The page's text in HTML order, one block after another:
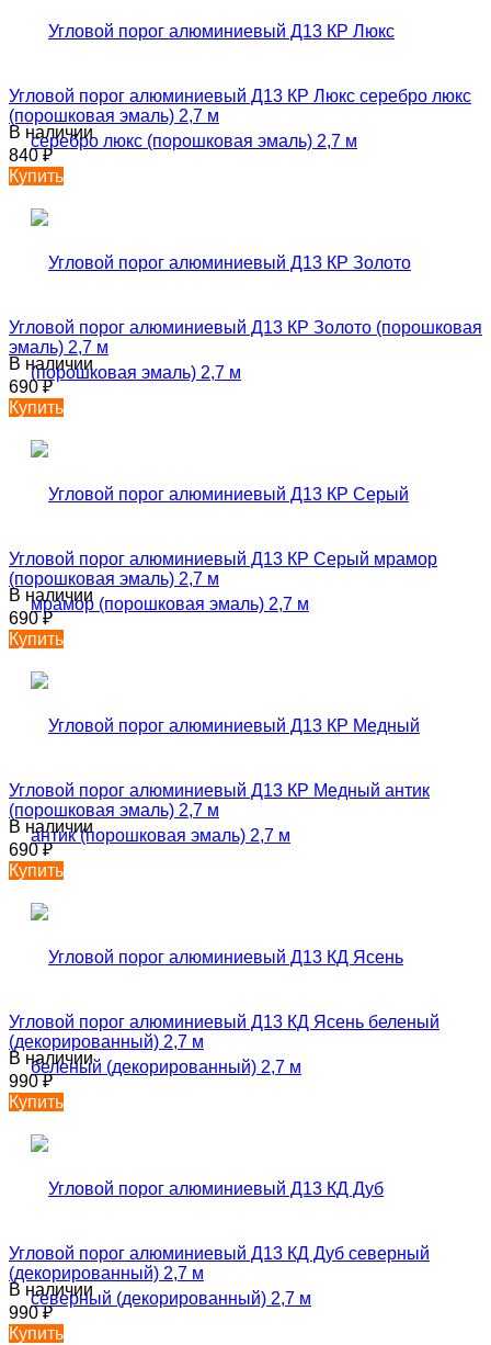
Угловой порог алюминиевый Д13 КР Люкс серебро люкс
(порошковая эмаль) 2,7 м
В наличии
840₽
Купить
Угловой порог алюминиевый Д13 КР Золото (порошковая
эмаль) 2,7 м
В наличии
690₽
Купить
Угловой порог алюминиевый Д13 КР Серый мрамор
(порошковая эмаль) 2,7 м
В наличии
690₽
Купить
Угловой порог алюминиевый Д13 КР Медный антик
(порошковая эмаль) 2,7 м
В наличии
690₽
Купить
Угловой порог алюминиевый Д13 КД Ясень беленый
(декорированный) 2,7 м
В наличии
990₽
Купить
Угловой порог алюминиевый Д13 КД Дуб северный
(декорированный) 2,7 м
В наличии
990₽
Купить